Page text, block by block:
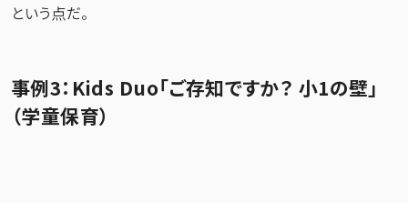
という点だ。
事例3：Kids Duo「ご存知ですか？ 小1の壁」
（学童保育）